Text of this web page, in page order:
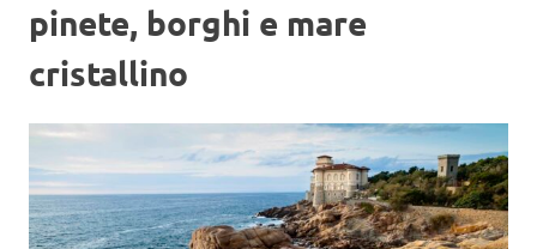
pinete, borghi e mare
cristallino